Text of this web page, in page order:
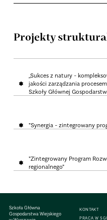
Projekty
,,Sukces z natury -
jakości zarządzania
Szkoły Głównej
"Synergia - zintegrowany
"Zintegrowany Program
regionalnego"
Szkoła Główna
Gospodarstwa Wiejskiego
KONTAKT
PRACA W